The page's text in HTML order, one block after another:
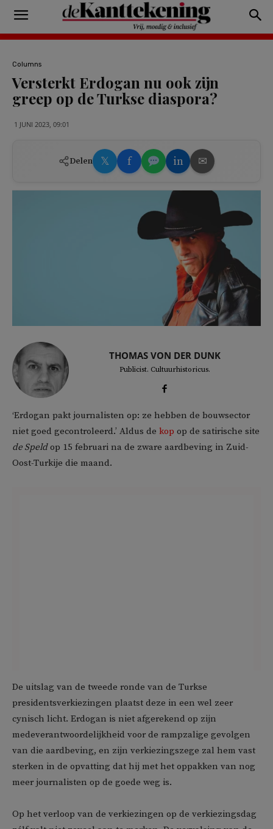
Columns
Versterkt Erdogan nu ook zijn
greep op de Turkse diaspora?
1 JUNI 2023, 09:01
Delen 𝕏 f in ✉
THOMAS VON DER DUNK
Publicist. Cultuurhistoricus.
‘Erdogan pakt journalisten op: ze hebben de bouwsector
niet goed gecontroleerd.’ Aldus de kop op de satirische site
de Speldop 15 februari na de zware aardbeving in Zuid-
Oost-Turkije die maand.
De uitslag van de tweede ronde van de Turkse
presidentsverkiezingen plaatst deze in een wel zeer
cynisch licht. Erdogan is niet afgerekend op zijn
medeverantwoordelijkheid voor de rampzalige gevolgen
van die aardbeving, en zijn verkiezingszege zal hem vast
sterken in de opvatting dat hij met het oppakken van nog
meer journalisten op de goede weg is.
Op het verloop van de verkiezingen op de verkiezingsdag